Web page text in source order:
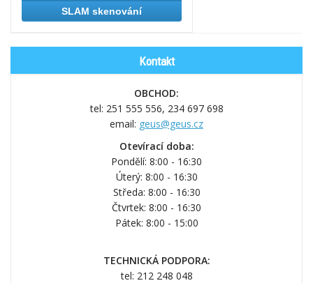
SLAM skenování
Kontakt
OBCHOD:
tel: 251 555 556, 234 697 698
email: geus@geus.cz
Otevírací doba:
Pondělí: 8:00 - 16:30
Úterý: 8:00 - 16:30
Středa: 8:00 - 16:30
Čtvrtek: 8:00 - 16:30
Pátek: 8:00 - 15:00
TECHNICKÁ PODPORA:
tel: 212 248 048